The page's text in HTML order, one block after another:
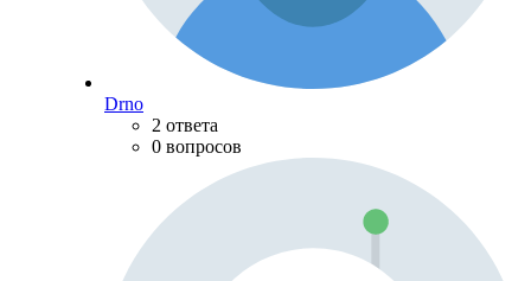
Drno
2 ответа
0 вопросов